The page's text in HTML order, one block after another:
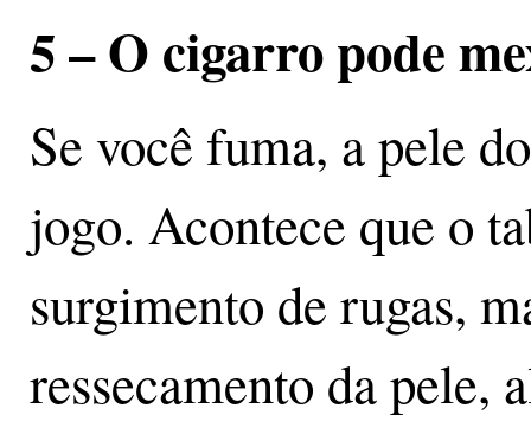
5 – O cigarro pode
Se você fuma, a pele
jogo. Acontece que o
surgimento de rugas,
ressecamento da pele,